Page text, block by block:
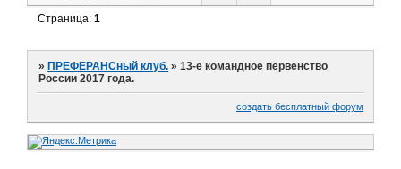
Страница:1
»ПРЕФЕРАНСный клуб. »13-е командное первенство
России 2017 года.
создать бесплатный форум